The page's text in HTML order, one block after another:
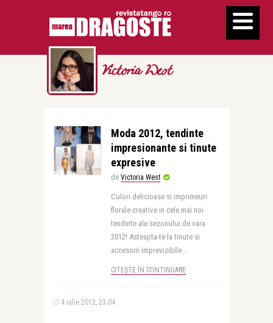
Victoria West
Moda 2012, tendinte
impresionante si tinute
expresive
de Victoria West
Culori delicioase si imprimeuri
florale creative in cele mai noi
tendinte ale sezonului de vara
2012! Asteapta-te la tinute si
accesorii imprevizibile ..
CITEȘTE ÎN CONTINUARE
4 iulie 2012, 23:04